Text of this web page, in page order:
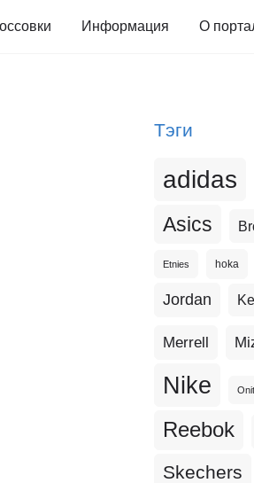
Информация О
Тэги
adidas
Asics
Etnies hoka
Jordan
Merrell
Nike
Reebok
Skechers